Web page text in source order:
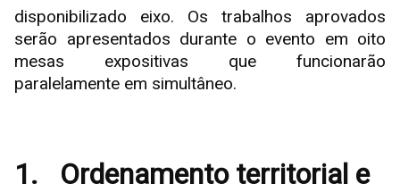
disponibilizado eixo. Os trabalhos aprovados
serão apresentados durante o evento em oito
mesas expositivas que funcionarão
paralelamente em simultâneo.
1. Ordenamento territorial e